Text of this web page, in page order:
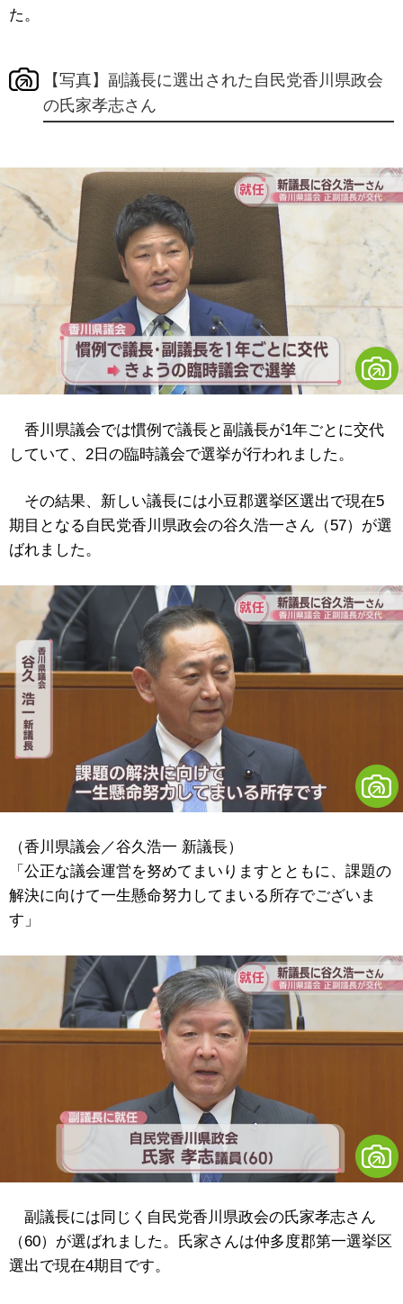
た。
【写真】副議長に選出された自民党香川県政会
の氏家孝志さん
香川県議会では慣例で議長と副議長が1年ごとに交代
していて、2日の臨時議会で選挙が行われました。
その結果、新しい議長には小豆郡選挙区選出で現在5
期目となる自民党香川県政会の谷久浩一さん（57）が選
ばれました。
（香川県議会／谷久浩一 新議長）
「公正な議会運営を努めてまいりますとともに、課題の
解決に向けて一生懸命努力してまいる所存でございま
す」
副議長には同じく自民党香川県政会の氏家孝志さん
（60）が選ばれました。氏家さんは仲多度郡第一選挙区
選出で現在4期目です。